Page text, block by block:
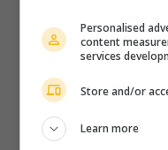
au cinéma
World War
É.-U. 1994. Drame
Hoskins
Roosevelt, Churchill
Personalised
content
services
Store and/or
Learn more